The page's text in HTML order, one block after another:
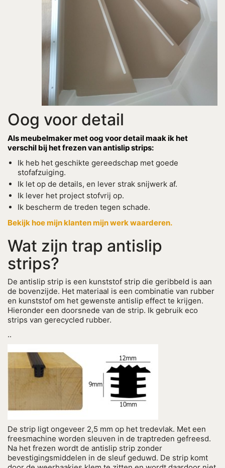
Oog voor detail
Als meubelmaker met oog voor detail maak ik het
verschil bij het frezen van antislip strips:
Ik heb het geschikte gereedschap met goede
stofafzuiging.
Ik let op de details, en lever strak snijwerk af.
Ik lever het project stofvrij op.
Ik bescherm de treden tegen schade.
Bekijk hoe mijn klanten mijn werk waarderen.
Wat zijn trap antislip
strips?
De antislip strip is een kunststof strip die geribbeld is aan
de bovenzijde. Het materiaal is een combinatie van rubber
en kunststof om het gewenste antislip effect te krijgen.
Hieronder een doorsnede van de strip. Ik gebruik eco
strips van gerecycled rubber.
..
De strip ligt ongeveer 2,5 mm op het tredevlak. Met een
freesmachine worden sleuven in de traptreden gefreesd.
Na het frezen wordt de antislip strip zonder
bevestigingsmiddelen in de sleuf geduwd. De strip komt